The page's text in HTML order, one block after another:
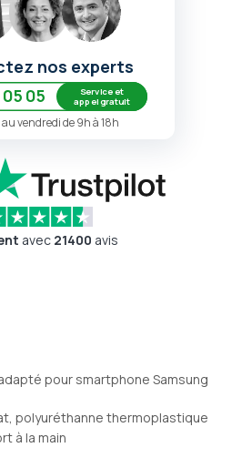
nos experts
05
Service et
appel gratuit
vendredi de 9h à 18h
avec 21400 avis
pour smartphone Samsung
polyuréthanne thermoplastique
à la main